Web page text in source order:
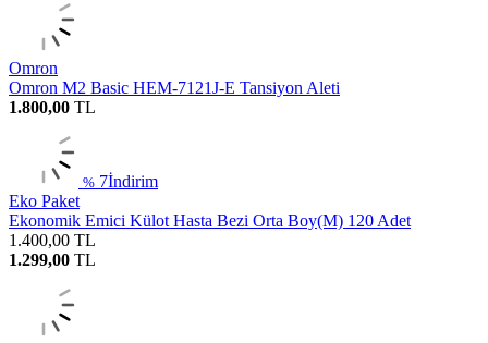
Omron
Omron M2 Basic HEM-7121J-E Tansiyon Aleti
1.800,00 TL
% 7İndirim
Eko Paket
Ekonomik Emici Külot Hasta Bezi Orta Boy(M) 120 Adet
1.400,00 TL
1.299,00 TL